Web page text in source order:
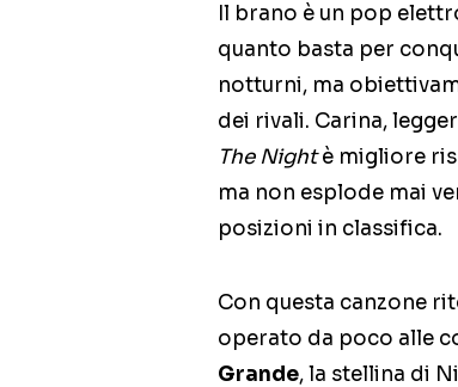
Il brano è un pop
quanto basta per
notturni, ma
dei rivali. Carina,
The Nightè migliore
ma non esplode mai
posizioni in classifica.
Con questa canzone
operato da poco alle
Grande, la stellina di